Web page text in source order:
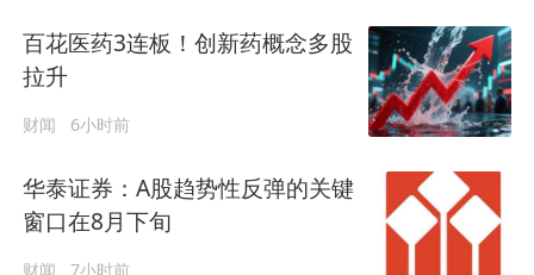
百花医药3连板！创新药概念多股
拉升
财闻 6小时前
华泰证券：A股趋势性反弹的关键
窗口在8月下旬
财闻 7小时前